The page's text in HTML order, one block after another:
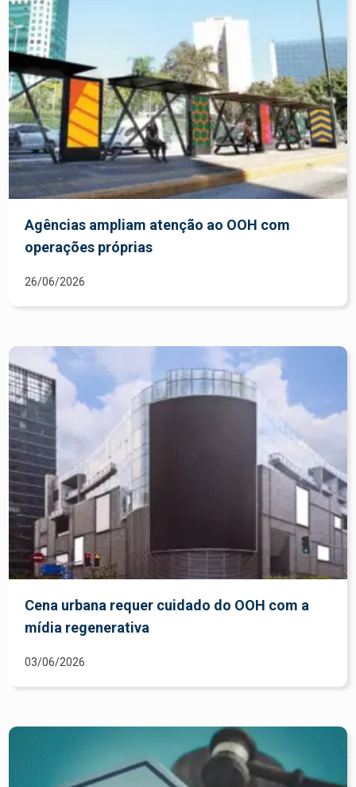
Agências ampliam atenção ao OOH com
operações próprias
26/06/2026
Cena urbana requer cuidado do OOH com a
mídia regenerativa
03/06/2026